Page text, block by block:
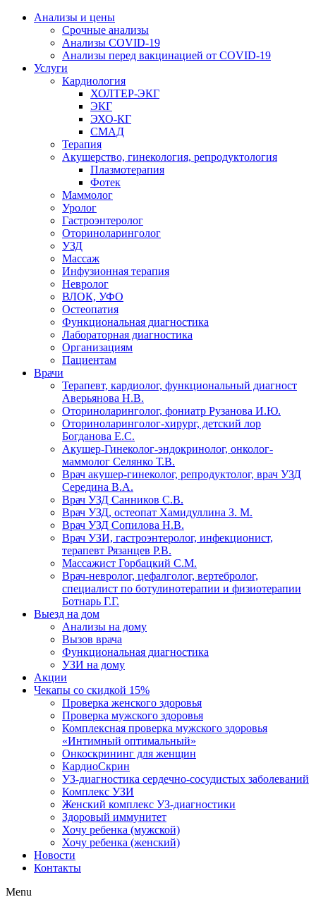
Анализы и цены
Срочные анализы
Анализы COVID-19
Анализы перед вакцинацией от COVID-19
Услуги
Кардиология
ХОЛТЕР-ЭКГ
ЭКГ
ЭХО-КГ
СМАД
Терапия
Акушерство, гинекология, репродуктология
Плазмотерапия
Фотек
Маммолог
Уролог
Гастроэнтеролог
Оториноларинголог
УЗД
Массаж
Инфузионная терапия
Невролог
ВЛОК, УФО
Остеопатия
Функциональная диагностика
Лабораторная диагностика
Организациям
Пациентам
Врачи
Терапевт, кардиолог, функциональный диагност
Аверьянова Н.В.
Оториноларинголог, фониатр Рузанова И.Ю.
Оториноларинголог-хирург, детский лор
Богданова Е.С.
Акушер-Гинеколог-эндокринолог, онколог-
маммолог Селянко Т.В.
Врач акушер-гинеколог, репродуктолог, врач УЗД
Середина В.А.
Врач УЗД Санников С.В.
Врач УЗД, остеопат Хамидуллина З. М.
Врач УЗД Сопилова Н.В.
Врач УЗИ, гастроэнтеролог, инфекционист,
терапевт Рязанцев Р.В.
Массажист Горбацкий С.М.
Врач-невролог, цефалголог, вертебролог,
специалист по ботулинотерапии и физиотерапии
Ботнарь Г.Г.
Выезд на дом
Анализы на дому
Вызов врача
Функциональная диагностика
УЗИ на дому
Акции
Чекапы со скидкой 15%
Проверка женского здоровья
Проверка мужского здоровья
Комплексная проверка мужского здоровья
«Интимный оптимальный»
Онкоcкрининг для женщин
КардиоСкрин
УЗ-диагностика сердечно-сосудистых заболеваний
Комплекс УЗИ
Женский комплекс УЗ-диагностики
Здоровый иммунитет
Хочу ребенка (мужской)
Хочу ребенка (женский)
Новости
Контакты
Menu